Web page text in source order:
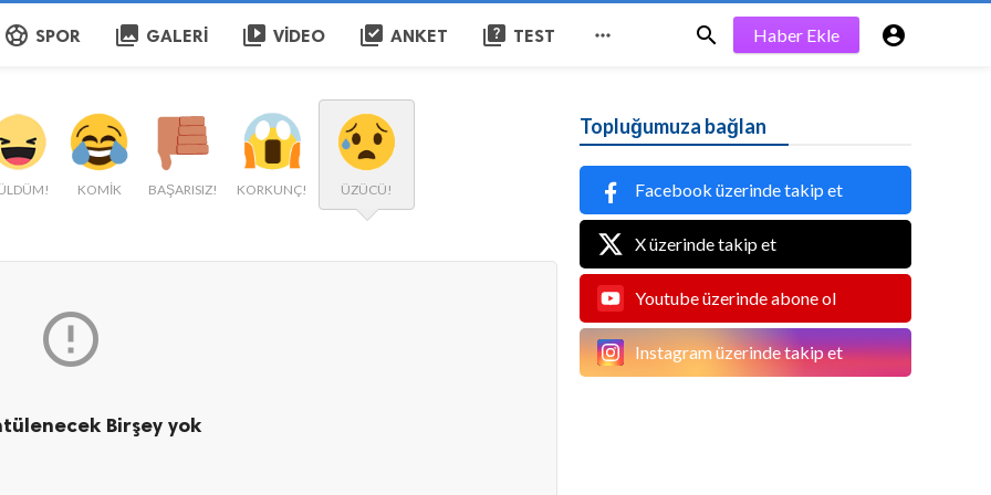
sports_soccer SPOR collections GALERI video_library VIDEO library_add_check ANKET quiz TEST   Haber Ekle 
KOMİK BAŞARISIZ! KORKUNÇ! ÜZÜCÜ!

Birşey yok
Topluğumuza bağlan
Facebook üzerinde takip et
X üzerinde takip et
Youtube üzerinde abone ol
Instagram üzerinde takip et